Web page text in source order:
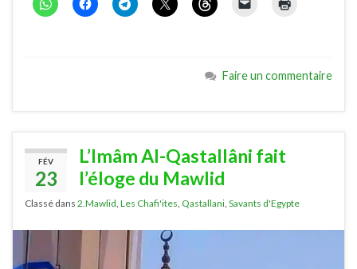
Faire un commentaire
FÉV
23
L’Imâm Al-Qastallâni fait
l’éloge du Mawlid
Classé dans 2.Mawlid, Les Chafi'ites, Qastallani, Savants d'Egypte